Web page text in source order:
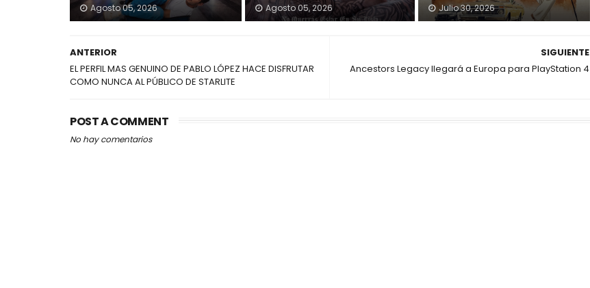
Agosto 05, 2026 Agosto 05, 2026 Julio 30, 2026
SIGUIENTE
Ancestors Legacy llegará a Europa para PlayStation 4
ANTERIOR
EL PERFIL MAS GENUINO DE PABLO LÓPEZ HACE DISFRUTAR
COMO NUNCA AL PÚBLICO DE STARLITE
POST A COMMENT
No hay comentarios